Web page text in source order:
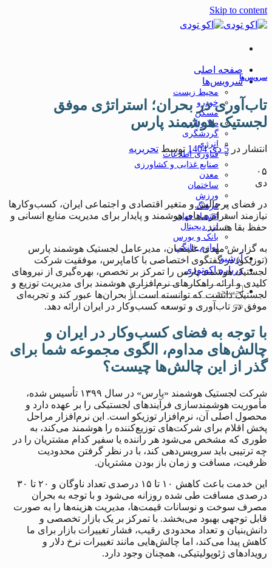
Skip to content
صفحه اصلی
سرویس‌ها
محیط زیست
خودرو
مسکن
طلا و ارز
گردشگری
انرژی
فناوری اطلاعات
صنایع غذایی و کشاورزی
معدن
ساختمان
ورزش
فرهنگ
اقتصاد جهان
ارز دیجیتال
بانک و بورس
لوازم خانگی
آرشیو
درباره اکوتودی
سرویس‌ها
تاب‌آوری در بحران؛ استراتژی موفق
لجستیک هوشمند پارس
انتشار در 5 دی 1404 توسط تحریریه
۰۵
دی
در فضای پرچالش و متغیر اقتصادی و اجتماعی ایران، کسب‌وکارها
نیازمند استراتژی‌های هوشمند و پایدار برای مدیریت منابع انسانی و
حفظ بقا هستند.
به گزارش مهدی علینقیان، مدیرعامل لجستیک هوشمند پارس
(توزیکو) در گفتگوی اختصاصی با کاماپرس، موفقیت شرکت
لجستیک هوشمند پارس را تمرکز بر تخصص، بهره‌گیری از نیروهای
کلیدی و ارائه راهکارهای نرم‌افزاری هوشمند برای مدیریت توزیع و
لجستیک دانست که توانسته است از بحران‌ها عبور کند و تجربه‌ای
موفق در تاب‌آوری و توسعه کسب‌وکار در ایران ارائه دهد.
با توجه به فضای کسب‌وکار در ایران و
چالش‌های مداوم، الگوی مجموعه شما برای
گذر از این چالش‌ها چیست؟
شرکت لجستیک هوشمند «پارس» در سال ۱۳۹۹ تأسیس شده،
مأموریت هوشمندسازی فرآیندهای لجستیکی را بر عهده دارد و
محصول اصلی آن، نرم‌افزار توزیکو است. این نرم‌افزار مراحل
پخش اقلام برای شرکت‌های توزیع‌کننده را هوشمند می‌کند، به
طوری که مشخص می‌شود هر راننده یا سفیر کدام مشتریان را در
چه ترتیبی باید سرویس‌دهی کند، با در نظر گرفتن محدودیت
ظرفیت، مسافت و زمان باز بودن مشتریان.
این خدمت باعث کاهش ۱۰ تا ۱۵ درصدی تعداد ناوگان و ۲۰ تا ۳۰
درصدی مسافت طی شده روزانه می‌شود و با توجه به بحران
مصرف سوخت و نوسانات قیمت‌ها، مدیریت هزینه‌ها را به صورت
قابل توجهی بهبود می‌بخشد. با تمرکز بر یک بازار تخصصی و
دانش‌بنیان و تعداد محدودی رقیب، فشار تغییرات بازار برای ما
کاهش پیدا می‌کند، اما چالش‌هایی مانند تغییرات نرخ دلار و
رویدادهای ژئوپولیتیکی، همچنان وجود دارد.